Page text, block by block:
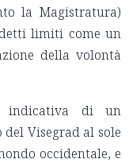
la Magistratura)
limiti come un
della volontà
indicativa di un
del Visegrad al sole
occidentale, e